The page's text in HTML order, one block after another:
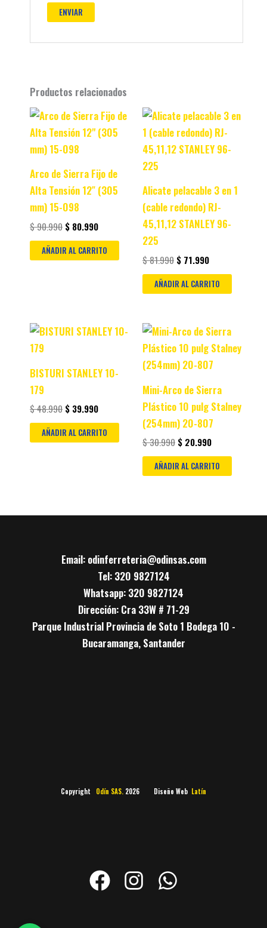
Productos relacionados
Arco de Sierra Fijo de
Alta Tensión 12″ (305
mm) 15-098
$90.990
Original
price
was:
$ 90.990.
$ 80.990
Current
price
is:
AÑADIR AL CARRITO
Alicate pelacable 3 en 1
(cable redondo) RJ-
45,11,12 STANLEY 96-
225
$81.990
Original
price
was:
$ 81.990.
$ 71.990
Current
price
is:
$ 71.990.
AÑADIR AL CARRITO
BISTURI STANLEY 10-
179
$48.990
Original
price
$ 39.990
Current
price
AÑADIR AL CARRITO
Mini-Arco de Sierra
Plástico 10 pulg Stalney
(254mm) 20-807
$30.990
Original
price
was:
$ 30.990.
$ 20.990
Current
price
is:
$ 20.990.
AÑADIR AL CARRITO
Email: odinferreteria@odinsas.com
Tel: 320 9827124
Whatsapp: 320 9827124
Dirección: Cra 33W # 71-29
Parque Industrial Provincia de Soto 1 Bodega 10 -
Bucaramanga, Santander
Copyright Odín SAS. 2026 Diseño Web Latín